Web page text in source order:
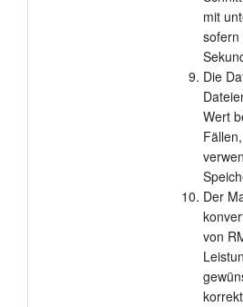
mit
sofern
Die
Wert
Der
von